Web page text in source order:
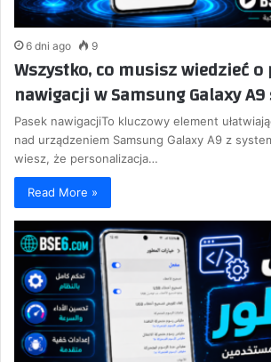
6 dni ago 9
Wszystko, co musisz wiedzieć o
nawigacji w Samsung Galaxy A9
Pasek nawigacjiTo kluczowy element
nad urządzeniem Samsung Galaxy A9 z
wiesz, że personalizacja…
Read More »